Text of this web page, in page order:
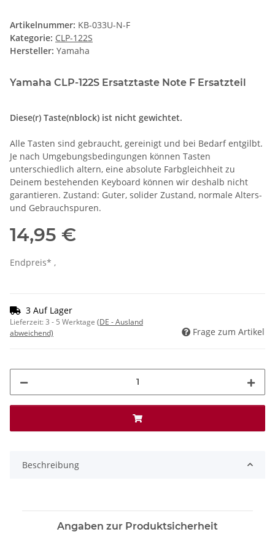
Artikelnummer: KB-033U-N-F
Kategorie: CLP-122S
Hersteller: Yamaha
Yamaha CLP-122S Ersatztaste Note F Ersatzteil
Diese(r) Taste(nblock) ist nicht gewichtet.
Alle Tasten sind gebraucht, gereinigt und bei Bedarf entgilbt.
Je nach Umgebungsbedingungen können Tasten
unterschiedlich altern, eine absolute Farbgleichheit zu
Deinem bestehenden Keyboard können wir deshalb nicht
garantieren. Zustand: Guter, solider Zustand, normale Alters-
und Gebrauchspuren.
14,95 €
Endpreis* ,
3 Auf Lager
Lieferzeit:3 - 5 Werktage (DE - Ausland
abweichend)
Frage zum Artikel
Beschreibung
Angaben zur Produktsicherheit